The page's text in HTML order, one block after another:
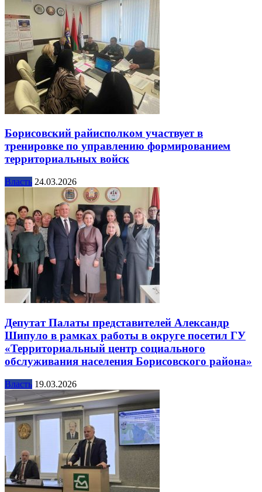
Борисовский райисполком участвует в
тренировке по управлению формированием
территориальных войск
Власть 24.03.2026
Депутат Палаты представителей Александр
Шипуло в рамках работы в округе посетил ГУ
«Территориальный центр социального
обслуживания населения Борисовского района»
Власть 19.03.2026